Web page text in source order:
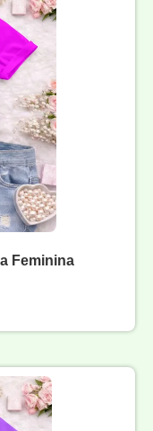
Feminina